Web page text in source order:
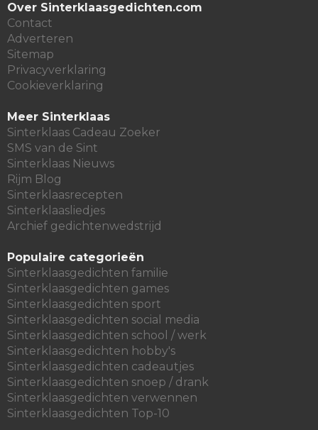
Over Sinterklaasgedichten.com
Contact
Adverteren
Sitemap
Privacyverklaring
Cookieverklaring
Meer Sinterklaas
Sinterklaas Cadeau Zoeker
SMS van de Sint
Sinterklaas Nieuws
Rijm Blog
Sinterklaasrecepten
Sinterklaasliedjes
Archief gedichtenwedstrijd
Populaire categorieën
Sinterklaasgedichten familie
Sinterklaasgedichten games
Sinterklaasgedichten sport
Sinterklaasgedichten social media
Sinterklaasgedichten school / werk
Sinterklaasgedichten hobby's
Sinterklaasgedichten cadeautjes
Sinterklaasgedichten snoep / drank
Sinterklaasgedichten verwennen
Sinterklaasgedichten Top-10